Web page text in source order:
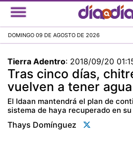
Pasar
al
DOMINGO 09 DE AGOSTO DE 2026
Tierra Adentro: 2018/09/20
Tras cinco días,
vuelven a tener agua
El Idaan mantendrá el plan de
sistema de haya recuperado en
Thays Domínguez